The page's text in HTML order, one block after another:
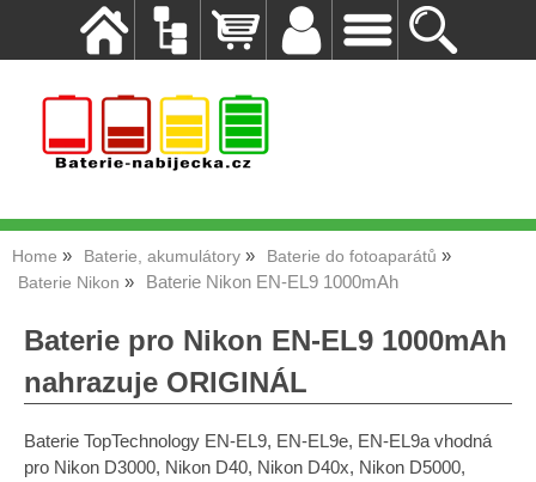
Home Baterie, akumulátory
Baterie do fotoaparátů
Baterie Nikon
Baterie Nikon EN-EL9 1000mAh
Baterie pro Nikon EN-EL9 1000mAh
nahrazuje ORIGINÁL
Baterie TopTechnology EN-EL9, EN-EL9e, EN-EL9a vhodná
pro Nikon D3000, Nikon D40, Nikon D40x, Nikon D5000,